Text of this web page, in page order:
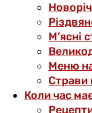
М’ясні
Меню
Страви
Коли час